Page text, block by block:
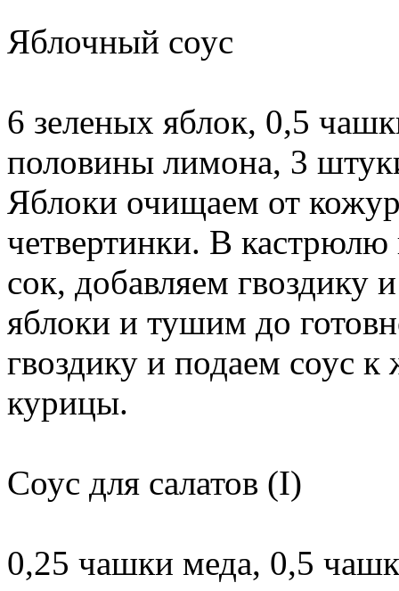
Яблочный соус
6 зеленых яблок, 0,5
половины лимона, 3
Яблоки очищаем от
четвертинки. В
сок, добавляем гвоздику
яблоки и тушим до
гвоздику и подаем соус
курицы.
Соус для салатов (I)
0,25 чашки меда, 0,5